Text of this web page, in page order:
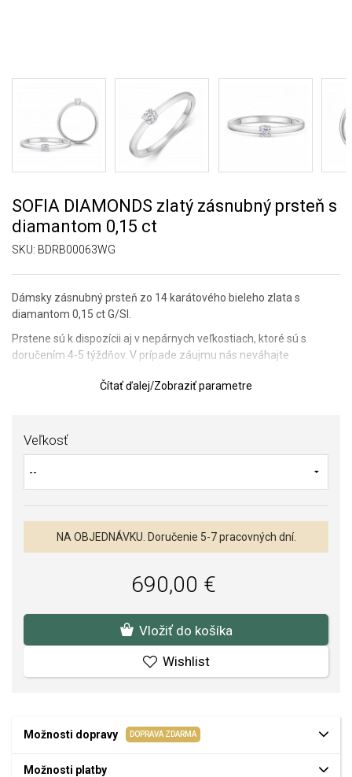
SOFIA DIAMONDS zlatý zásnubný prsteň s
diamantom 0,15 ct
SKU: BDRB00063WG
Dámsky zásnubný prsteň zo 14 karátového bieleho zlata s
diamantom 0,15 ct G/SI.
Prstene sú k dispozícii aj v nepárnych veľkostiach, ktoré sú s
doručením 4-5 týždňov. V prípade záujmu nás neváhajte
O zásnubných prsteňoch
Čítať ďalej/Zobraziť parametre
Veľkosť
NA OBJEDNÁVKU. Doručenie 5-7 pracovných dní.
690,00 €
Vložiť do košíka
Wishlist
Možnosti dopravy DOPRAVA ZDARMA
Možnosti platby